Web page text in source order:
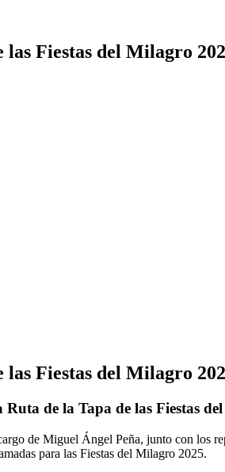
las Fiestas del Milagro
las Fiestas del Milagro
de la Tapa de las Fiestas
de Miguel Ángel Peña, junto con los
para las Fiestas del Milagro 2025.